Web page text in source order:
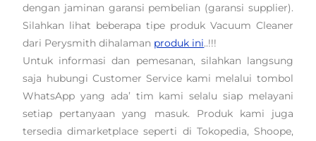
dengan jaminan garansi pembelian (garansi supplier).
Silahkan lihat beberapa tipe produk Vacuum Cleaner
dari Perysmith dihalaman produk ini..!!!
Untuk informasi dan pemesanan, silahkan langsung
saja hubungi Customer Service kami melalui tombol
WhatsApp yang ada’ tim kami selalu siap melayani
setiap pertanyaan yang masuk. Produk kami juga
tersedia dimarketplace seperti di Tokopedia, Shoope,